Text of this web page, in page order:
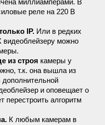
миллиамперами. В
реле на 220 В
IP. Или в редких
видеоблейзеру можно
из строя камеры у
т.к. она вышла из
дополнительной
и оповещает о
перестроить алгоритм
К любым камерам в